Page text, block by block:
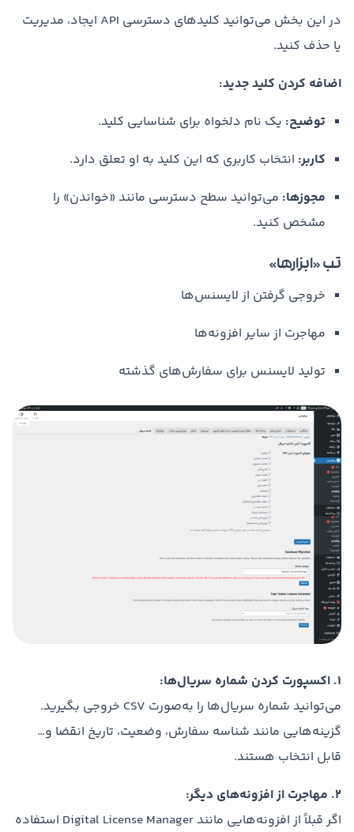
در این بخش می‌توانید کلیدهای دسترسی API ایجاد، مدیریت
یا حذف کنید.
اضافه کردن کلید جدید:
توضیح: یک نام دلخواه برای شناسایی کلید.
کاربر: انتخاب کاربری که این کلید به او تعلق دارد.
مجوزها: می‌توانید سطح دسترسی مانند «خواندن» را
مشخص کنید.
تب «ابزارها»
خروجی گرفتن از لایسنس‌ها
مهاجرت از سایر افزونه‌ها
تولید لایسنس برای سفارش‌های گذشته
1. اکسپورت کردن شماره سریال‌ها:
می‌توانید شماره سریال‌ها را به‌صورت CSV خروجی بگیرید.
گزینه‌هایی مانند شناسه سفارش، وضعیت، تاریخ انقضا و…
قابل انتخاب هستند.
2. مهاجرت از افزونه‌های دیگر:
اگر قبلاً از افزونه‌هایی مانند Digital License Manager استفاده